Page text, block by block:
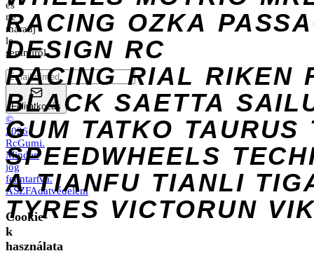
RACING OZKA
DESIGN RC
RACING RIAL RIKEN
BLACK SAETTA
GUM TATKO TAURUS
SPEEDWHEELS
A TIANFU TIANLI
TYRES VICTORUN
és
ne
maradj
le
semmiről.
Feliratkozás
©
2026
RcGumi.
Minden
jog
fenntartva.
ÁSZFAdatvédelem
Cookie-
k
használata